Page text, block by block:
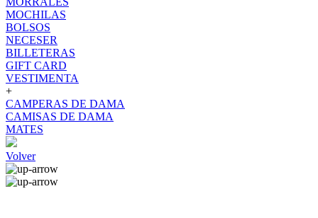
MOCHILAS
BOLSOS
NECESER
BILLETERAS
GIFT CARD
VESTIMENTA
+
CAMPERAS DE DAMA
CAMISAS DE DAMA
MATES
Volver